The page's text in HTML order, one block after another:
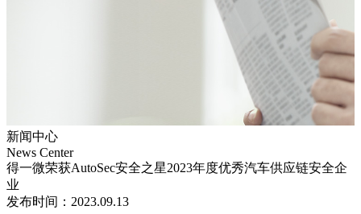
新闻中心
News Center
得一微荣获AutoSec安全之星2023年度优秀汽车供应链安全企
业
发布时间：2023.09.13